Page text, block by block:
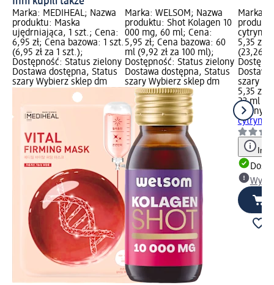
Marka: MEDIHEAL; Nazwa
produktu: Maska
ujędrniająca, 1 szt.; Cena:
6,95 zł; Cena bazowa: 1 szt.
(6,95 zł za 1 szt.);
Dostępność: Status zielony
Dostawa dostępna, Status
szary Wybierz sklep dm
Marka: WELSOM; Nazwa
produktu: Shot Kolagen 10
000 mg, 60 ml; Cena:
5,95 zł; Cena bazowa: 60
ml (9,92 zł za 100 ml);
Dostępność: Status zielony
Dostawa dostępna, Status
szary Wybierz sklep dm
Marka:
cytryna,
5,35 zł;
(23,26
szary
5,35 zł
23 ml
Conny
cytryna,